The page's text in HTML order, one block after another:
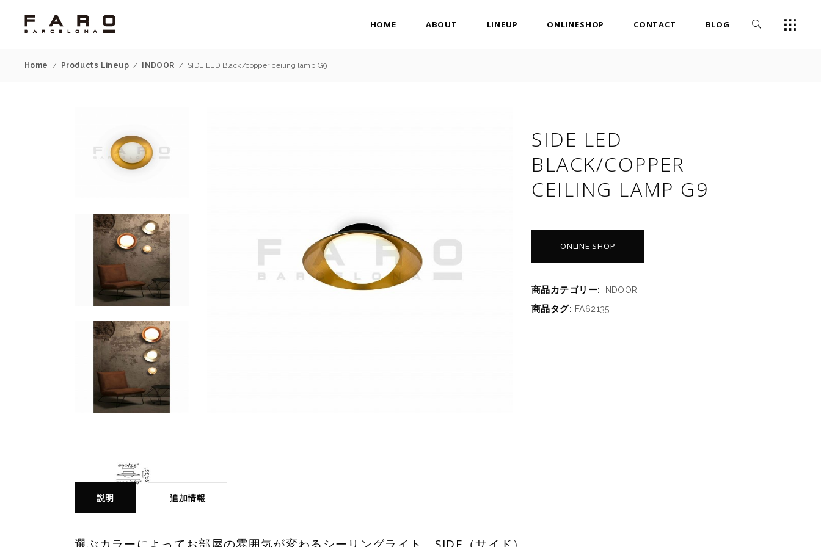
HOME ABOUT LINEUP ONLINESHOP CONTACT BLOG
Home / Products Lineup / INDOOR / SIDE LED Black/copper ceiling lamp G9
SIDE LED
BLACK/COPPER
CEILING LAMP G9
ONLINE SHOP
商品カテゴリー: INDOOR
商品タグ: FA62135
説明 追加情報